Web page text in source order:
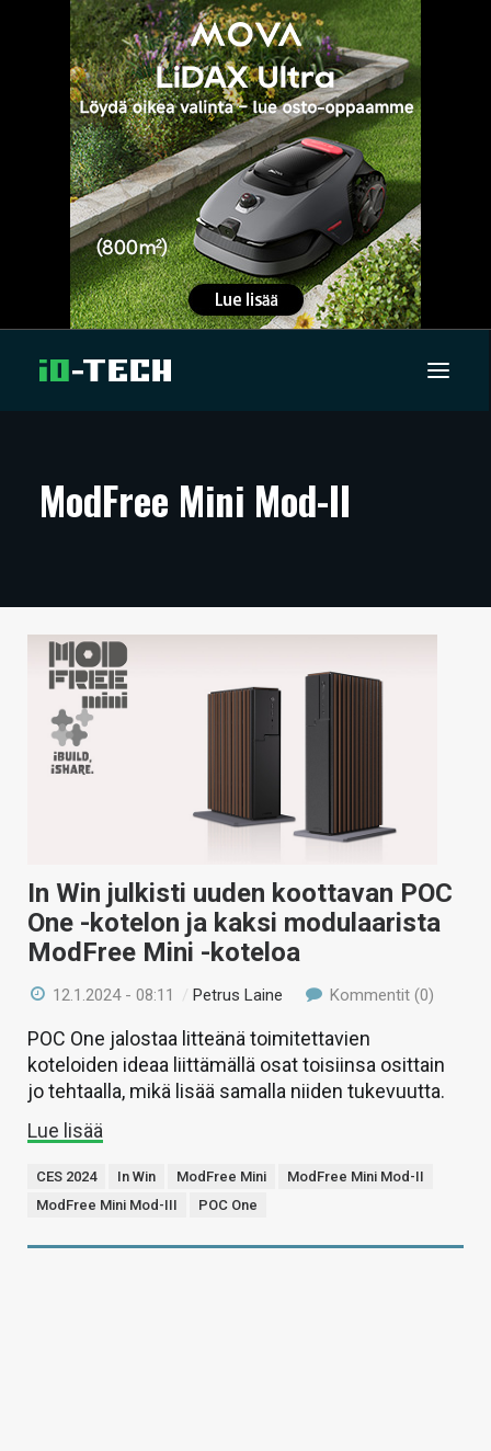
ARTIKKELIT
TECHBBS
TIETOA
HINTA.FI
KAUPPA
HAKU
ModFree Mini Mod-II
In Win julkisti uuden koottavan POC
One -kotelon ja kaksi modulaarista
ModFree Mini -koteloa
12.1.2024 - 08:11 /Petrus Laine Kommentit (0)
POC One jalostaa litteänä toimitettavien
koteloiden ideaa liittämällä osat toisiinsa osittain
jo tehtaalla, mikä lisää samalla niiden tukevuutta.
Lue lisää
CES 2024 In Win ModFree Mini
ModFree Mini Mod-II
ModFree Mini Mod-III
POC One